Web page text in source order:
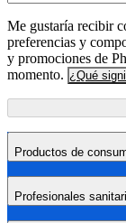
Me gustaría recibir
preferencias y
y promociones de
momento. ¿Qué
Productos de
Profesionales